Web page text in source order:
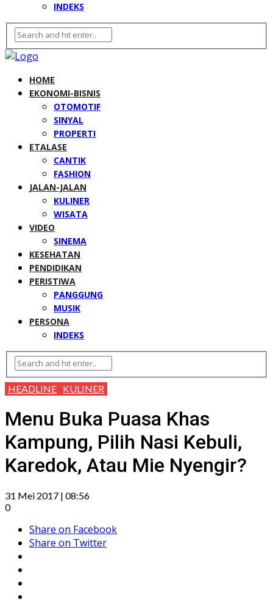
INDEKS
HOME
EKONOMI-BISNIS
OTOMOTIF
SINYAL
PROPERTI
ETALASE
CANTIK
FASHION
JALAN-JALAN
KULINER
WISATA
VIDEO
SINEMA
KESEHATAN
PENDIDIKAN
PERISTIWA
PANGGUNG
MUSIK
PERSONA
INDEKS
HEADLINE KULINER
Menu Buka Puasa Khas
Kampung, Pilih Nasi Kebuli,
Karedok, Atau Mie Nyengir?
31 Mei 2017 | 08:56
0
Share on Facebook
Share on Twitter